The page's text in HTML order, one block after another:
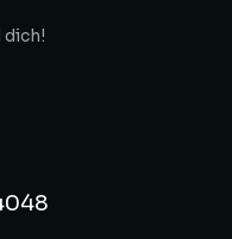
dich!